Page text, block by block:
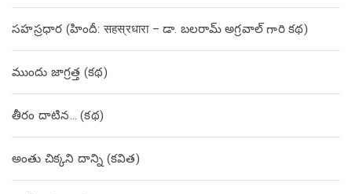
సహస్రధార (హిందీ: सहस्रधारा – డా. బలరామ్ అగ్రవాల్ గారి కథ)
ముందు జాగ్రత్త (క‌థ‌)
తీరం దాటిన… (క‌థ‌)
అంతు చిక్కని దాన్ని (కవిత)